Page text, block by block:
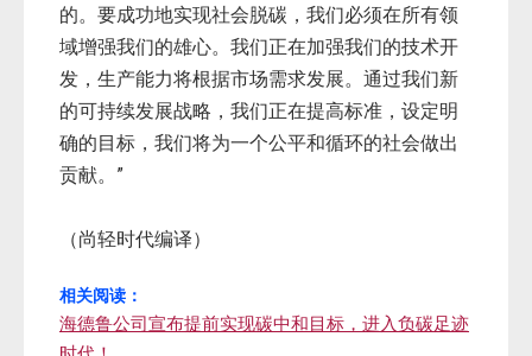
的。要成功地实现社会脱碳，我们必须在所有领
域增强我们的雄心。我们正在加强我们的技术开
发，生产能力将根据市场需求发展。通过我们新
的可持续发展战略，我们正在提高标准，设定明
确的目标，我们将为一个公平和循环的社会做出
贡献。”
（尚轻时代编译）
相关阅读：
海德鲁公司宣布提前实现碳中和目标，进入负碳足迹